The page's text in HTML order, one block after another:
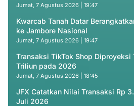
Jumat, 7 Agustus 2026 | 19:47
Kwarcab Tanah Datar
ke Jambore Nasional
Jumat, 7 Agustus 2026 | 19:47
Transaksi TikTok Shop Diproyeksi
Triliun pada 2026
Jumat, 7 Agustus 2026 | 18:45
JFX Catatkan Nilai Transaksi Rp
Juli 2026